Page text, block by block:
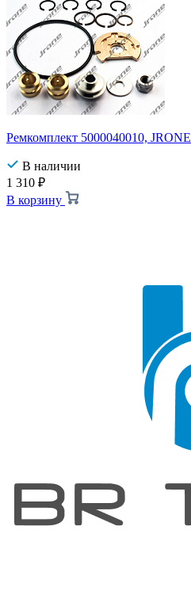
Ремкомплект 5000040010, JRONE
В наличии
1 310 ₽
В корзину